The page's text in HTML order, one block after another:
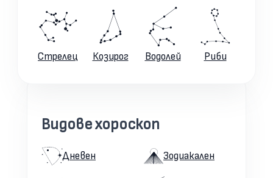
Стрелец Козирог Водолей Риби
Видове хороскоп
Дневен Зодиакален